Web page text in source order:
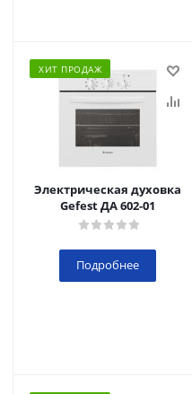
ХИТ ПРОДАЖ
Электрическая духовка
Gefest ДА 602-01
Подробнее